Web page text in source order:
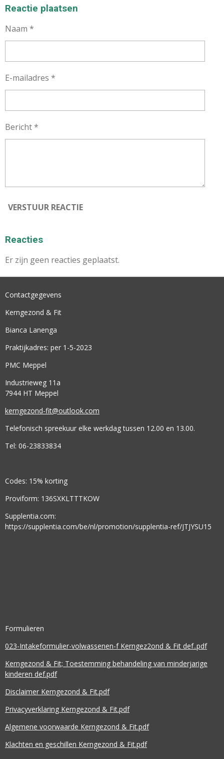
E
L
R
E
Reactie plaatsen
Naam *
E-mailadres *
Bericht *
VERSTUUR REACTIE
Reacties
Er zijn geen reacties geplaatst.
Contactgegevens
Kerngezond & Fit
Bianca Lanenga
Praktijkadres: per 1-5-2023
PMC Meppel
Industrieweg 11a
7944 HT Meppel
kerngezond-fit@outlook.com
Telefonisch spreekuur elke werkdag tussen 12.00 en 13.00.
Tel: 06-23833834
Codes: 15% korting
Proviform: 136SXKLTTTKOW
Supplentia.com:
https://supplentia.com/be/nl/promotion/supplentia-ref/JTJYSU15
Formulieren
023-Intakeformulier-volwassenen-f Kerngez2ond & Fit def..pdf
Kerngezond & Fit; Toestemming behandeling van minderjarige
kinderen def.pdf
Disclaimer Kerngezond & Fit.pdf
Privacyverklaring Kerngezond & Fit.pdf
Algemene voorwaarde Kerngezond & Fit.pdf
Klachten en geschillen Kerngezond & Fit.pdf